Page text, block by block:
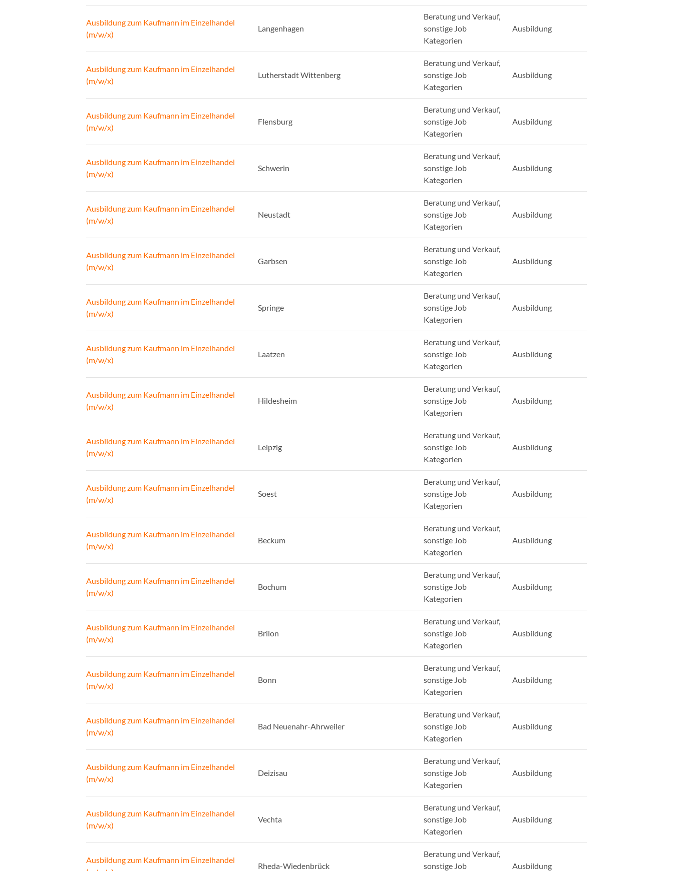
Ausbildung zum Kaufmann im Einzelhandel
(m/w/x)
Langenhagen
Beratung und Verkauf,
sonstige Job
Kategorien
Ausbildung
Ausbildung zum Kaufmann im Einzelhandel
(m/w/x)
Lutherstadt Wittenberg
Beratung und Verkauf,
sonstige Job
Kategorien
Ausbildung
Ausbildung zum Kaufmann im Einzelhandel
(m/w/x)
Flensburg
Beratung und Verkauf,
sonstige Job
Kategorien
Ausbildung
Ausbildung zum Kaufmann im Einzelhandel
(m/w/x)
Schwerin
Beratung und Verkauf,
sonstige Job
Kategorien
Ausbildung
Ausbildung zum Kaufmann im Einzelhandel
(m/w/x)
Neustadt
Beratung und Verkauf,
sonstige Job
Kategorien
Ausbildung
Ausbildung zum Kaufmann im Einzelhandel
(m/w/x)
Garbsen
Beratung und Verkauf,
sonstige Job
Kategorien
Ausbildung
Ausbildung zum Kaufmann im Einzelhandel
(m/w/x)
Springe
Beratung und Verkauf,
sonstige Job
Kategorien
Ausbildung
Ausbildung zum Kaufmann im Einzelhandel
(m/w/x)
Laatzen
Beratung und Verkauf,
sonstige Job
Kategorien
Ausbildung
Ausbildung zum Kaufmann im Einzelhandel
(m/w/x)
Hildesheim
Beratung und Verkauf,
sonstige Job
Kategorien
Ausbildung
Ausbildung zum Kaufmann im Einzelhandel
(m/w/x)
Leipzig
Beratung und Verkauf,
sonstige Job
Kategorien
Ausbildung
Ausbildung zum Kaufmann im Einzelhandel
(m/w/x)
Soest
Beratung und Verkauf,
sonstige Job
Kategorien
Ausbildung
Ausbildung zum Kaufmann im Einzelhandel
(m/w/x)
Beckum
Beratung und Verkauf,
sonstige Job
Kategorien
Ausbildung
Ausbildung zum Kaufmann im Einzelhandel
(m/w/x)
Bochum
Beratung und Verkauf,
sonstige Job
Kategorien
Ausbildung
Ausbildung zum Kaufmann im Einzelhandel
(m/w/x)
Brilon
Beratung und Verkauf,
sonstige Job
Kategorien
Ausbildung
Ausbildung zum Kaufmann im Einzelhandel
(m/w/x)
Bonn
Beratung und Verkauf,
sonstige Job
Kategorien
Ausbildung
Ausbildung zum Kaufmann im Einzelhandel
(m/w/x)
Bad Neuenahr-Ahrweiler
Beratung und Verkauf,
sonstige Job
Kategorien
Ausbildung
Ausbildung zum Kaufmann im Einzelhandel
(m/w/x)
Deizisau
Beratung und Verkauf,
sonstige Job
Kategorien
Ausbildung
Ausbildung zum Kaufmann im Einzelhandel
(m/w/x)
Vechta
Beratung und Verkauf,
sonstige Job
Kategorien
Ausbildung
Ausbildung zum Kaufmann im Einzelhandel
Rheda-Wiedenbrück
Beratung und Verkauf,
sonstige Job
Ausbildung